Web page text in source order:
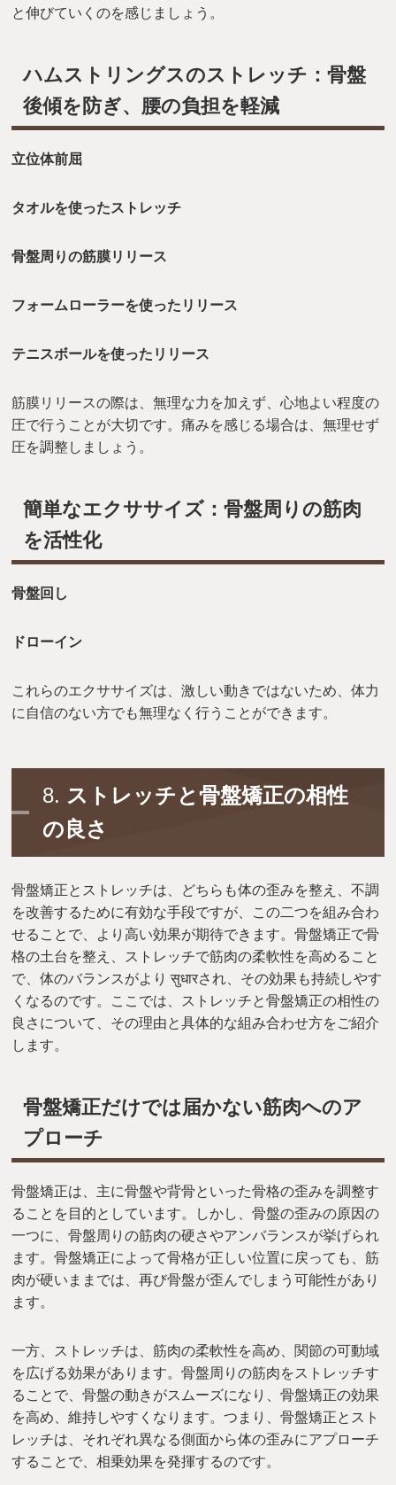
と伸びていくのを感じましょう。
ハムストリングスのストレッチ：骨盤
後傾を防ぎ、腰の負担を軽減
立位体前屈
タオルを使ったストレッチ
骨盤周りの筋膜リリース
フォームローラーを使ったリリース
テニスボールを使ったリリース
筋膜リリースの際は、無理な力を加えず、心地よい程度の
圧で行うことが大切です。痛みを感じる場合は、無理せず
圧を調整しましょう。
簡単なエクササイズ：骨盤周りの筋肉
を活性化
骨盤回し
ドローイン
これらのエクササイズは、激しい動きではないため、体力
に自信のない方でも無理なく行うことができます。
8. ストレッチと骨盤矯正の相性
の良さ
骨盤矯正とストレッチは、どちらも体の歪みを整え、不調
を改善するために有効な手段ですが、この二つを組み合わ
せることで、より高い効果が期待できます。骨盤矯正で骨
格の土台を整え、ストレッチで筋肉の柔軟性を高めること
で、体のバランスがより सुधारされ、その効果も持続しやす
くなるのです。ここでは、ストレッチと骨盤矯正の相性の
良さについて、その理由と具体的な組み合わせ方をご紹介
します。
骨盤矯正だけでは届かない筋肉へのア
プローチ
骨盤矯正は、主に骨盤や背骨といった骨格の歪みを調整す
ることを目的としています。しかし、骨盤の歪みの原因の
一つに、骨盤周りの筋肉の硬さやアンバランスが挙げられ
ます。骨盤矯正によって骨格が正しい位置に戻っても、筋
肉が硬いままでは、再び骨盤が歪んでしまう可能性があり
ます。
一方、ストレッチは、筋肉の柔軟性を高め、関節の可動域
を広げる効果があります。骨盤周りの筋肉をストレッチす
ることで、骨盤の動きがスムーズになり、骨盤矯正の効果
を高め、維持しやすくなります。つまり、骨盤矯正とスト
レッチは、それぞれ異なる側面から体の歪みにアプローチ
することで、相乗効果を発揮するのです。